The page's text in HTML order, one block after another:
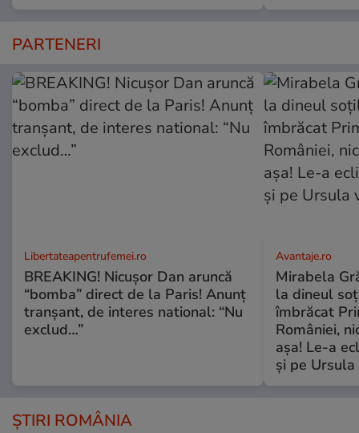
PARTENERI
Libertateapentrufemei.ro
BREAKING! Nicușor Dan aruncă
“bomba” direct de la Paris! Anunț
tranșant, de interes national: “Nu
exclud…”
Avantaje.ro
Mirabela
la dineul
îmbrăcat
României,
așa! Le-a
și pe
ȘTIRI ROMÂNIA